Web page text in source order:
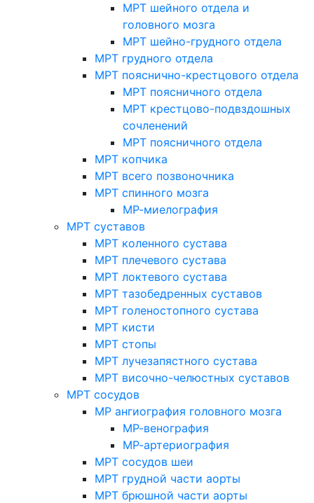
МРТ шейного отдела и
головного мозга
МРТ шейно-грудного отдела
МРТ грудного отдела
МРТ пояснично-крестцового отдела
МРТ поясничного отдела
МРТ крестцово-подвздошных
сочленений
МРТ поясничного отдела
МРТ копчика
МРТ всего позвоночника
МРТ спинного мозга
МР-миелография
МРТ суставов
МРТ коленного сустава
МРТ плечевого сустава
МРТ локтевого сустава
МРТ тазобедренных суставов
МРТ голеностопного сустава
МРТ кисти
МРТ стопы
МРТ лучезапястного сустава
МРТ височно-челюстных суставов
МРТ сосудов
МР ангиография головного мозга
МР-венография
МР-артериография
МРТ сосудов шеи
МРТ грудной части аорты
МРТ брюшной части аорты